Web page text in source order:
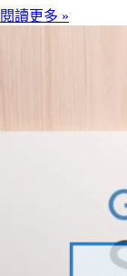
閱讀更多 »